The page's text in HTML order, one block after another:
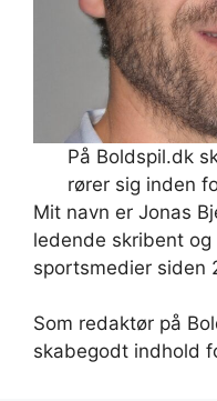
På Boldspil.dk
rører sig inden
Mit navn er Jonas
ledende skribent
sportsmedier siden
Som redaktør på
skabegodt indhold